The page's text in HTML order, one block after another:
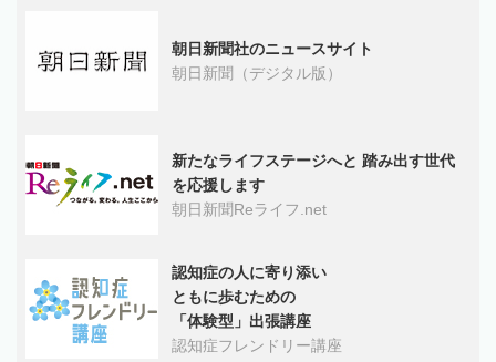
朝日新聞社のニュースサイト
朝日新聞（デジタル版）
新たなライフステージへと 踏み出す世代
を応援します
朝日新聞Reライフ.net
認知症の人に寄り添い
ともに歩むための
「体験型」出張講座
認知症フレンドリー講座